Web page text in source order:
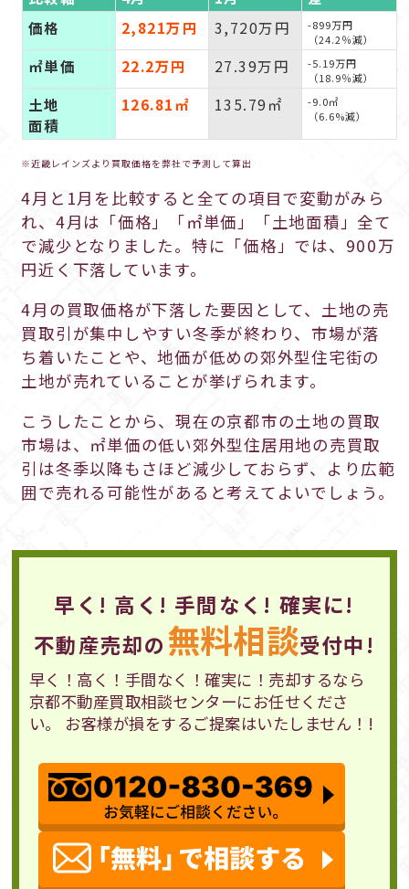
価格
2,821万円 3,720万円
-899万円
（24.2％減）
㎡単価 22.2万円 27.39万円
-5.19万円
（18.9％減）
土地
面積
126.81㎡ 135.79㎡
-9.0㎡
（6.6%減）
※近畿レインズより買取価格を弊社で予測して算出
4月と1月を比較すると全ての項目で変動がみら
れ、4月は「価格」「㎡単価」「土地面積」全て
で減少となりました。特に「価格」では、900万
円近く下落しています。
4月の買取価格が下落した要因として、土地の売
買取引が集中しやすい冬季が終わり、市場が落
ち着いたことや、地価が低めの郊外型住宅街の
土地が売れていることが挙げられます。
こうしたことから、現在の京都市の土地の買取
市場は、㎡単価の低い郊外型住居用地の売買取
引は冬季以降もさほど減少しておらず、より広範
囲で売れる可能性があると考えてよいでしょう。
早く! 高く! 手間なく! 確実に!
不動産売却の無料相談受付中!
早く！高く！手間なく！確実に！売却するなら
京都不動産買取相談センターにお任せくださ
い。 お客様が損をするご提案はいたしません！!